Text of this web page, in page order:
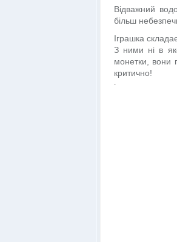
Відважний
більш
Іграшка
З ними ні в
монетки, вони
критично!
.